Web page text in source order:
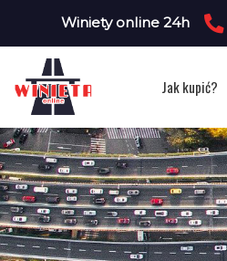
Winiety online 24h
Jak kupić?